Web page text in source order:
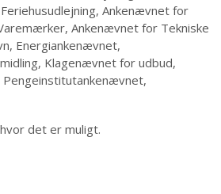
Ankenævnet for
Ankenævnet for Tekniske
Energiankenævnet,
Klagenævnet for udbud,
det er muligt.